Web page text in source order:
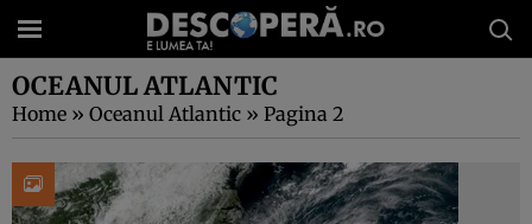
OCEANUL ATLANTIC
Home » Oceanul Atlantic » Pagina 2